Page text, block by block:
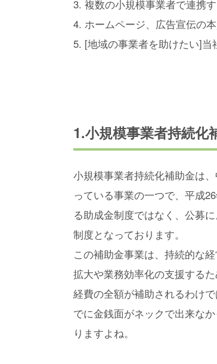
3. 複数の小規模事業者で連携
4. ホームページ、広告宣伝の
5. [地域の事業者を助けたい]当
1.小規模事業者持続化
小規模事業者持続化補助金は
っている事業の一つで、平成
る助成金制度ではなく、公募
制度となっております。
この補助金事業は、持続的な
拡大や業務効率化の支援する
経費の全額が補助されるわけ
でに金銭面がネックで出来な
りますよね。